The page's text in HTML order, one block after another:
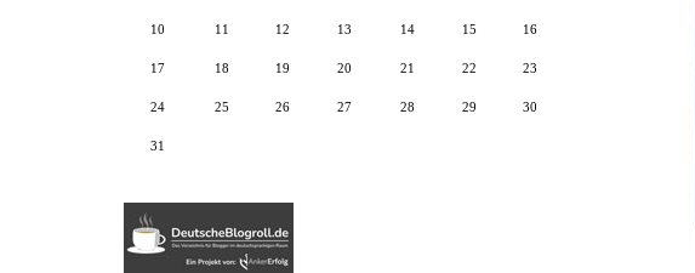
10 11 12 13 14 15 16
17 18 19 20 21 22 23
24 25 26 27 28 29 30
31